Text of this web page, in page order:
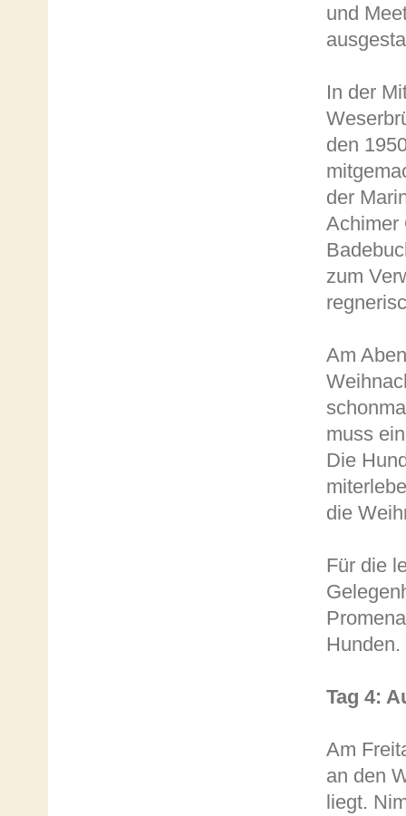
und
In der
den
der
Achimer
zum
Am
muss
Die
die
Für die
Hunden.
Tag 4:
Am
an den
liegt.